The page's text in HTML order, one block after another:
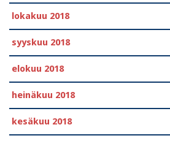
lokakuu 2018
syyskuu 2018
elokuu 2018
heinäkuu 2018
kesäkuu 2018